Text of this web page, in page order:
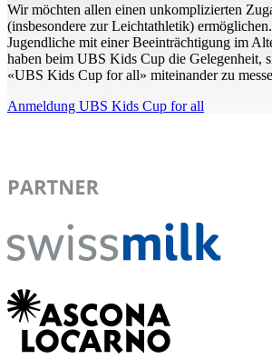
Wir möchten allen einen unkomplizierten
(insbesondere zur Leichtathletik)
Jugendliche mit einer Beeinträchtigung im
haben beim UBS Kids Cup die Gelegenheit,
«UBS Kids Cup for all» miteinander zu
Anmeldung UBS Kids Cup for all